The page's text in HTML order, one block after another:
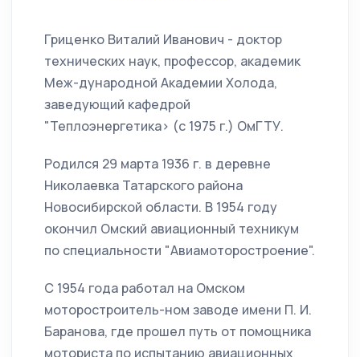
Гриценко Виталий Иванович - доктор
технических наук, профессор, академик
Меж-дународной Академии Холода,
заведующий кафедрой
"Теплоэнергетика> (с 1975 г.) ОмГТУ.
Родился 29 марта 1936 г. в деревне
Николаевка Татарского района
Новосибирской области. В 1954 году
окончил Омский авиационный техникум
по специальности "Авиамоторостроение".
С 1954 года работал на Омском
моторостроитель-ном заводе имени П. И.
Баранова, где прошел путь от помощника
моториста по испытанию авиационных